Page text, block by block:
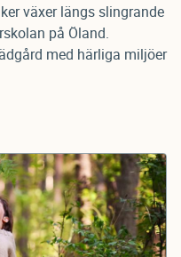
växer längs slingrande
på Öland.
med härliga miljöer